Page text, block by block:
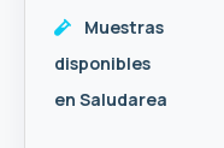
Muestras
disponibles
en Saludarea